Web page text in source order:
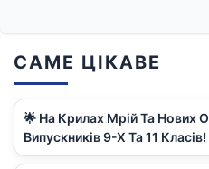
САМЕ ЦІКАВЕ
🌟 На Крилах Мрій Та Нових
Випускників 9-Х Та 11 Класів!